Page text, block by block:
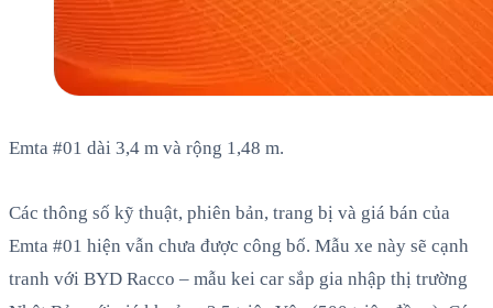
Emta #01 dài 3,4 m và rộng 1,48 m.
Các thông số kỹ thuật, phiên bản, trang bị và giá bán của
Emta #01 hiện vẫn chưa được công bố. Mẫu xe này sẽ cạnh
tranh với BYD Racco – mẫu kei car sắp gia nhập thị trường